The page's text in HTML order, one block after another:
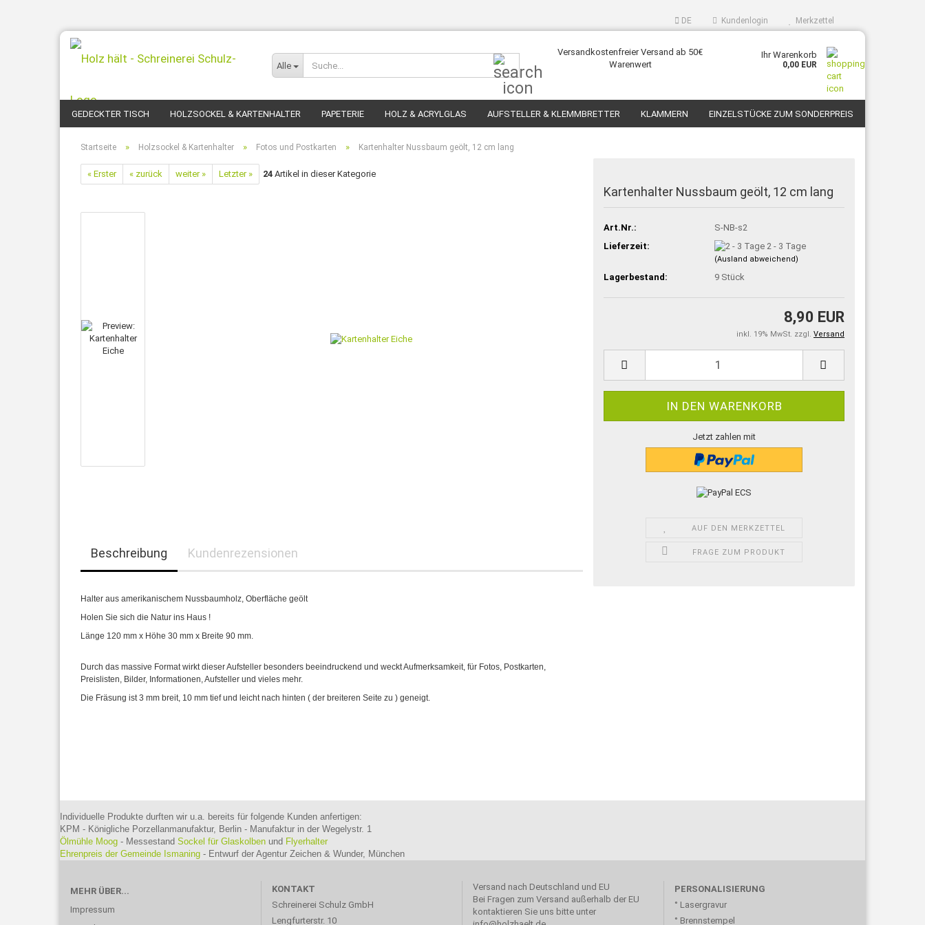
DE Kundenlogin Merkzettel
Alle
Versandkostenfreier Versand ab 50€
Warenwert
Ihr Warenkorb
0,00 EUR
GEDECKTER TISCH HOLZSOCKEL & KARTENHALTER PAPETERIE HOLZ & ACRYLGLAS AUFSTELLER & KLEMMBRETTER KLAMMERN EINZELSTÜCKE ZUM SONDERPREIS
Startseite » Holzsockel & Kartenhalter » Fotos und Postkarten » Kartenhalter Nussbaum geölt, 12 cm lang
« Erster « zurück weiter » Letzter » 24 Artikel in dieser Kategorie
Kartenhalter Nussbaum geölt, 12 cm lang
Art.Nr.:
S-NB-s2
Lieferzeit:
2 - 3 Tage
(Ausland abweichend)
Lagerbestand: 9 Stück
8,90 EUR
inkl. 19% MwSt. zzgl. Versand
Jetzt zahlen mit
AUF DEN MERKZETTEL
FRAGE ZUM PRODUKT
Beschreibung Kundenrezensionen
Halter aus amerikanischem Nussbaumholz, Oberfläche geölt
Holen Sie sich die Natur ins Haus !
Länge 120 mm x Höhe 30 mm x Breite 90 mm.
Durch das massive Format wirkt dieser Aufsteller besonders beeindruckend und weckt Aufmerksamkeit, für Fotos, Postkarten,
Preislisten, Bilder, Informationen, Aufsteller und vieles mehr.
Die Fräsung ist 3 mm breit, 10 mm tief und leicht nach hinten ( der breiteren Seite zu ) geneigt.
Individuelle Produkte durften wir u.a. bereits für folgende Kunden anfertigen:
KPM - Königliche Porzellanmanufaktur, Berlin - Manufaktur in der Wegelystr. 1
Ölmühle Moog - Messestand Sockel für Glaskolben und Flyerhalter
Ehrenpreis der Gemeinde Ismaning - Entwurf der Agentur Zeichen & Wunder, München
MEHR ÜBER...
Impressum
KONTAKT
Schreinerei Schulz GmbH
Lengfurterstr. 10
Versand nach Deutschland und EU
Bei Fragen zum Versand außerhalb der EU
kontaktieren Sie uns bitte unter
PERSONALISIERUNG
° Lasergravur
° Brennstempel